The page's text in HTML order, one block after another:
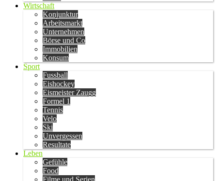
Wirtschaft
Konjunktur
Arbeitsmarkt
Unternehmen
Börse und Co
Immobilien
Konsum
Sport
Fussball
Eishockey
Eismeister Zaugg
Formel 1
Tennis
Velo
Ski
Unvergessen
Resultate
Leben
Gefühle
Food
Filme und Serien